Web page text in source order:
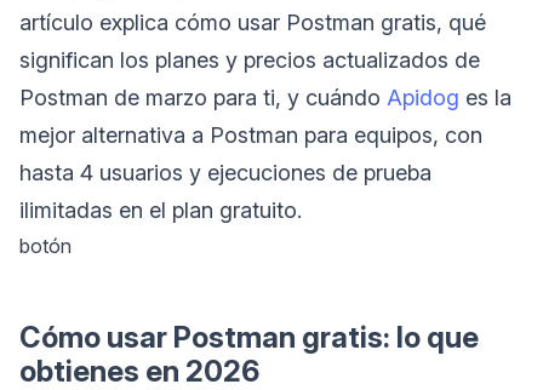
artículo explica cómo usar Postman gratis, qué
significan los planes y precios actualizados de
Postman de marzo para ti, y cuándo Apidog es la
mejor alternativa a Postman para equipos, con
hasta 4 usuarios y ejecuciones de prueba
ilimitadas en el plan gratuito.
botón
Cómo usar Postman gratis: lo que
obtienes en 2026